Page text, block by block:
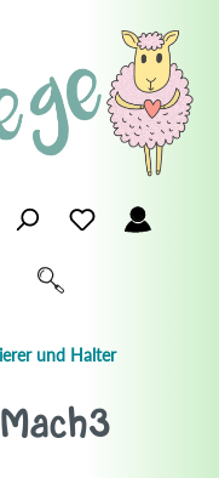
und Halter